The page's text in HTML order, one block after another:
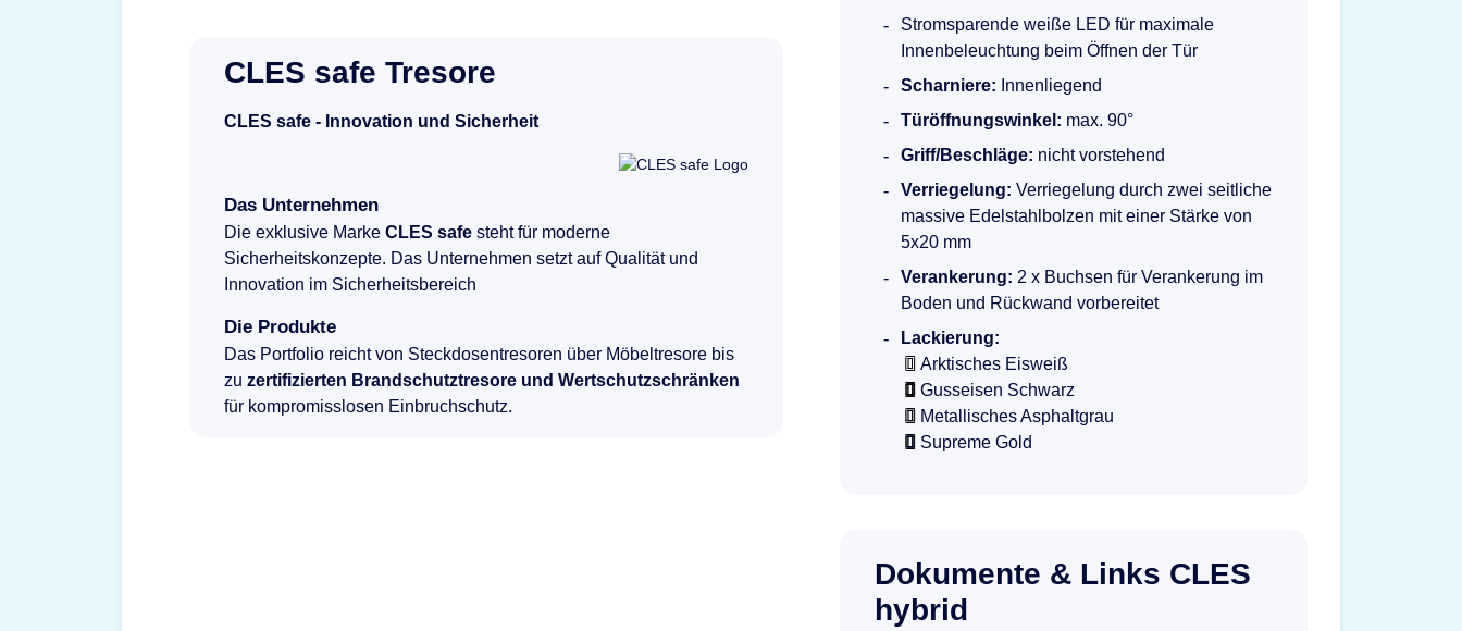
CLES safe Tresore
CLES safe - Innovation und Sicherheit
Das Unternehmen
Die exklusive Marke CLES safe steht für moderne
Sicherheitskonzepte. Das Unternehmen setzt auf Qualität und
Innovation im Sicherheitsbereich
Die Produkte
Das Portfolio reicht von Steckdosentresoren über Möbeltresore bis
zu zertifizierten Brandschutztresore und Wertschutzschränken
für kompromisslosen Einbruchschutz.
Stromsparende weiße LED für maximale
Innenbeleuchtung beim Öffnen der Tür
Scharniere: Innenliegend
Türöffnungswinkel: max. 90°
Griff/Beschläge: nicht vorstehend
Verriegelung: Verriegelung durch zwei seitliche
massive Edelstahlbolzen mit einer Stärke von
5x20 mm
Verankerung: 2 x Buchsen für Verankerung im
Boden und Rückwand vorbereitet
Lackierung:
Arktisches Eisweiß
Gusseisen Schwarz
Metallisches Asphaltgrau
Supreme Gold
Dokumente & Links CLES
hybrid